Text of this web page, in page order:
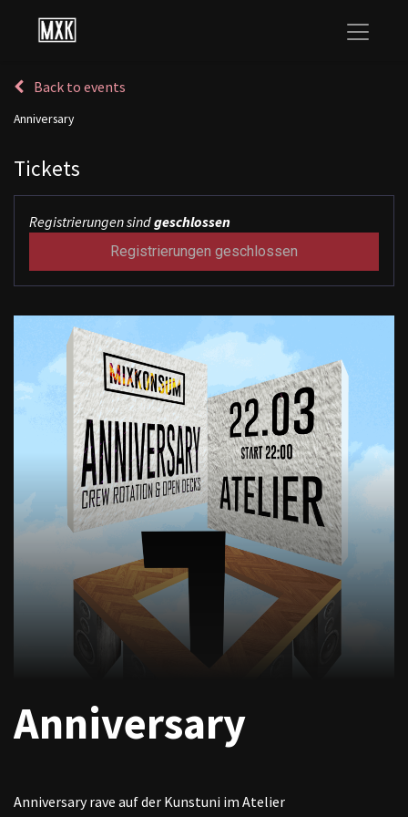
Back to events
Anniversary
Tickets
Registrierungen sindgeschlossen
Registrierungen geschlossen
Anniversary
Anniversary rave auf der Kunstuni im Atelier